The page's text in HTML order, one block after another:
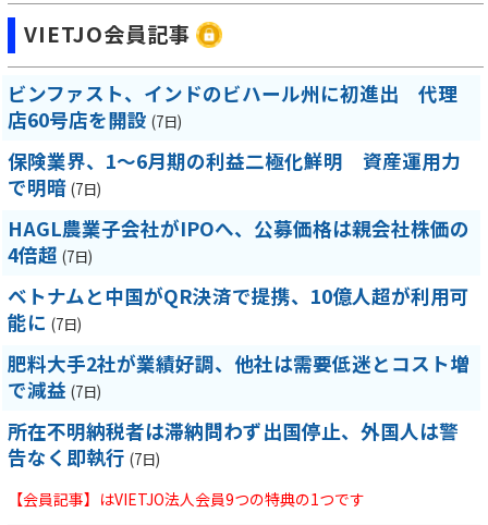
VIETJO会員記事
ビンファスト、インドのビハール州に初進出 代理
店60号店を開設 (7日)
保険業界、1～6月期の利益二極化鮮明 資産運用力
で明暗 (7日)
HAGL農業子会社がIPOへ、公募価格は親会社株価の
4倍超 (7日)
ベトナムと中国がQR決済で提携、10億人超が利用可
能に (7日)
肥料大手2社が業績好調、他社は需要低迷とコスト増
で減益 (7日)
所在不明納税者は滞納問わず出国停止、外国人は警
告なく即執行 (7日)
【会員記事】はVIETJO法人会員9つの特典の1つです